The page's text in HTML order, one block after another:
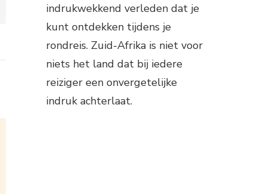
indrukwekkend verleden dat je
kunt ontdekken tijdens je
rondreis. Zuid-Afrika is niet voor
niets het land dat bij iedere
reiziger een onvergetelijke
indruk achterlaat.